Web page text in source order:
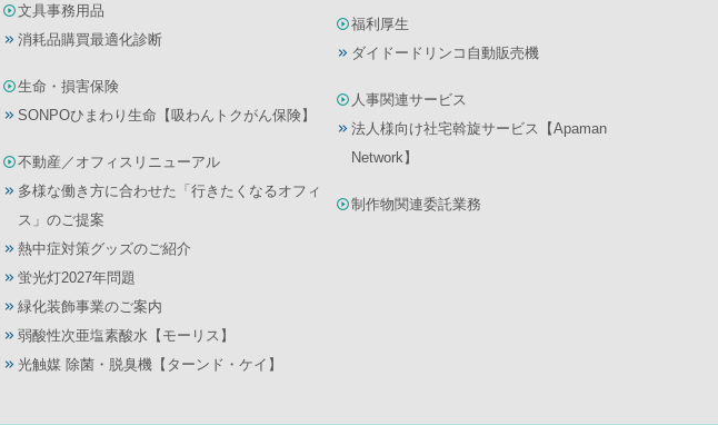
文具事務用品
消耗品購買最適化診断
生命・損害保険
SONPOひまわり生命【吸わんトクがん保険】
不動産／オフィスリニューアル
多様な働き方に合わせた「行きたくなるオフィ
ス」のご提案
熱中症対策グッズのご紹介
蛍光灯2027年問題
緑化装飾事業のご案内
弱酸性次亜塩素酸水【モーリス】
光触媒 除菌・脱臭機【ターンド・ケイ】
福利厚生
ダイドードリンコ自動販売機
人事関連サービス
法人様向け社宅斡旋サービス【Apaman
Network】
制作物関連委託業務